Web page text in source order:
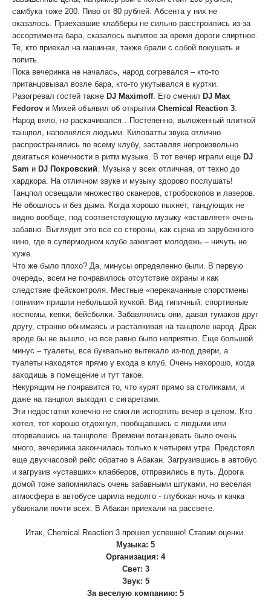
самбука тоже 200. Пиво от 80 рублей. Абсента у них не
оказалось. Приехавшие клабберы не сильно расстроились из-за
ассортимента бара, сказалось выпитое за время дороги спиртное.
Те, кто приехал на машинах, также брали с собой покушать и
попить.
Пока вечеринка не началась, народ согревался – кто-то
пританцовывал возле бара, кто-то укутывался в куртки.
Разогревал гостей также DJ Maximoff. Его сменил DJ Max
Fedorov и Михей объявил об открытии Chemical Reaction 3.
Народ вяло, но раскачивался…Постепенно, выложенный плиткой
танцпол, наполнялся людьми. Киловатты звука отлично
распространялись по всему клубу, заставляя непроизвольно
двигаться конечности в ритм музыке. В тот вечер играли еще DJ
Sam и DJ Покровский. Музыка у всех отличная, от техно до
хардкора. На отличном звуке и музыку здорово послушать!
Танцпол освещали множество сканеров, стробоскопов и лазеров.
Не обошлось и без дыма. Когда хорошо пыхнет, танцующих не
видно вообще, под соответствующую музыку «вставляет» очень
забавно. Выглядит это все со стороны, как сцена из зарубежного
кино, где в супермодном клубе зажигает молодежь – ничуть не
хуже.
Что же было плохо? Да, минусы определенно были. В первую
очередь, всем не понравилось отсутствие охраны и как
следствие фейсконтроля. Местные «перекачанные спорстмены
гопники» пришли небольшой кучкой. Вид типичный: спортивные
костюмы, кепки, бейсболки. Забавлялись они, давая тумаков друг
другу, странно обнимаясь и расталкивая на танцполе народ. Драк
вроде бы не вышло, но все равно было неприятно. Еще большой
минус – туалеты, все буквально вытекало из-под двери, а
туалеты находятся прямо у входа в клуб. Очень нехорошо, когда
заходишь в помещение и тут такое.
Некурящим не понравится то, что курят прямо за столиками, и
даже на танцпол выходят с сигаретами.
Эти недостатки конечно не смогли испортить вечер в целом. Кто
хотел, тот хорошо отдохнул, пообщавшись с людьми или
оторвавшись на танцполе. Времени потанцевать было очень
много, вечеринка закончилась только к четырем утра. Предстоял
еще двухчасовой рейс обратно в Абакан. Загрузившись в автобус
и загрузив «уставших» клабберов, отправились в путь. Дорога
домой тоже запомнилась очень забавными штуками, но веселая
атмосфера в автобусе царила недолго - глубокая ночь и качка
убаюкали почти всех. В Абакан приехали на рассвете.
Итак, Chemical Reaction 3 прошел успешно! Ставим оценки.
Музыка: 5
Организация: 4
Свет: 3
Звук: 5
За веселую компанию: 5